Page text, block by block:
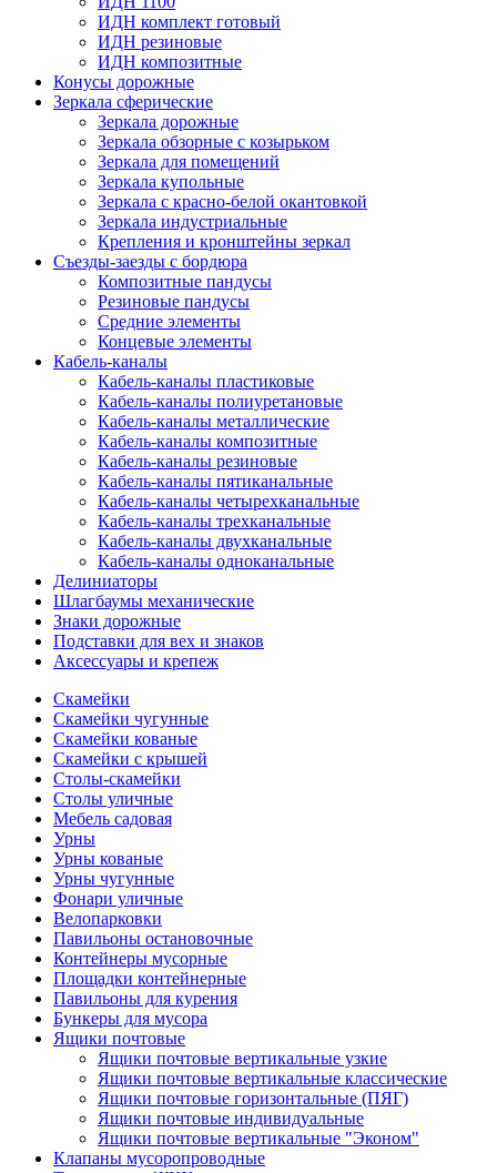
ИДН комплект готовый
ИДН резиновые
ИДН композитные
Конусы дорожные
Зеркала сферические
Зеркала дорожные
Зеркала обзорные с козырьком
Зеркала для помещений
Зеркала купольные
Зеркала с красно-белой окантовкой
Зеркала индустриальные
Крепления и кронштейны зеркал
Съезды-заезды с бордюра
Композитные пандусы
Резиновые пандусы
Средние элементы
Концевые элементы
Кабель-каналы
Кабель-каналы пластиковые
Кабель-каналы полиуретановые
Кабель-каналы металлические
Кабель-каналы композитные
Кабель-каналы резиновые
Кабель-каналы пятиканальные
Кабель-каналы четырехканальные
Кабель-каналы трехканальные
Кабель-каналы двухканальные
Кабель-каналы одноканальные
Делиниаторы
Шлагбаумы механические
Знаки дорожные
Подставки для вех и знаков
Аксессуары и крепеж
Скамейки
Скамейки чугунные
Скамейки кованые
Скамейки с крышей
Столы-скамейки
Столы уличные
Мебель садовая
Урны
Урны кованые
Урны чугунные
Фонари уличные
Велопарковки
Павильоны остановочные
Контейнеры мусорные
Площадки контейнерные
Павильоны для курения
Бункеры для мусора
Ящики почтовые
Ящики почтовые вертикальные узкие
Ящики почтовые вертикальные классические
Ящики почтовые горизонтальные (ПЯГ)
Ящики почтовые индивидуальные
Ящики почтовые вертикальные "Эконом"
Клапаны мусоропроводные